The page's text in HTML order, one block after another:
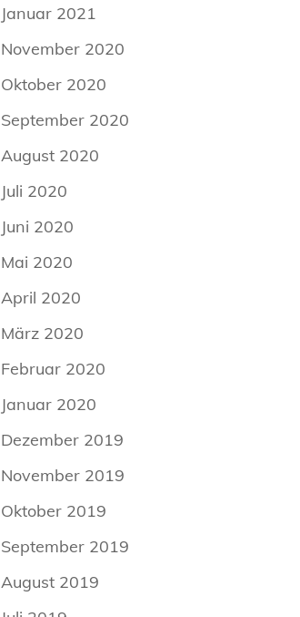
Januar 2021
November 2020
Oktober 2020
September 2020
August 2020
Juli 2020
Juni 2020
Mai 2020
April 2020
März 2020
Februar 2020
Januar 2020
Dezember 2019
November 2019
Oktober 2019
September 2019
August 2019